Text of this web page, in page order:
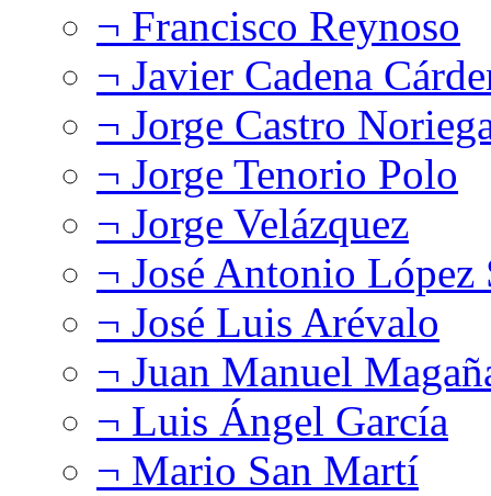
¬ Francisco Reynoso
¬ Javier Cadena
¬ Jorge Castro
¬ Jorge Tenorio Polo
¬ Jorge Velázquez
¬ José Antonio López
¬ José Luis Arévalo
¬ Juan Manuel
¬ Luis Ángel García
¬ Mario San Martí